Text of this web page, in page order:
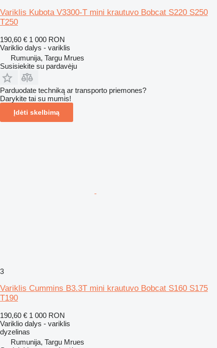
Variklis Kubota V3300-T mini krautuvo Bobcat S220 S250
T250
190,60 € 1 000 RON
Variklio dalys - variklis
Rumunija, Targu Mrues
Susisiekite su pardavėju
Parduodate techniką ar transporto priemones?
Darykite tai su mumis!
Įdėti skelbimą
3
Variklis Cummins B3.3T mini krautuvo Bobcat S160 S175
T190
190,60 € 1 000 RON
Variklio dalys - variklis
dyzelinas
Rumunija, Targu Mrues